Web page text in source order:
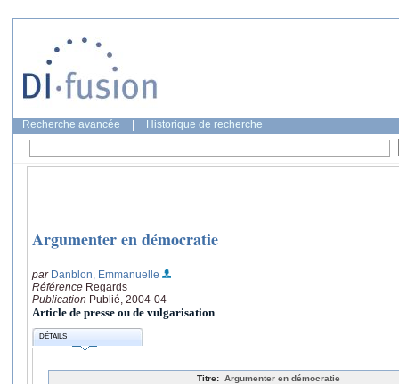
Recherche avancée Historique de recherche
Argumenter en démocratie
par Danblon, Emmanuelle
Référence Regards
Publication Publié, 2004-04
Article de presse ou de vulgarisation
DÉTAILS
Titre: Argumenter en démocratie